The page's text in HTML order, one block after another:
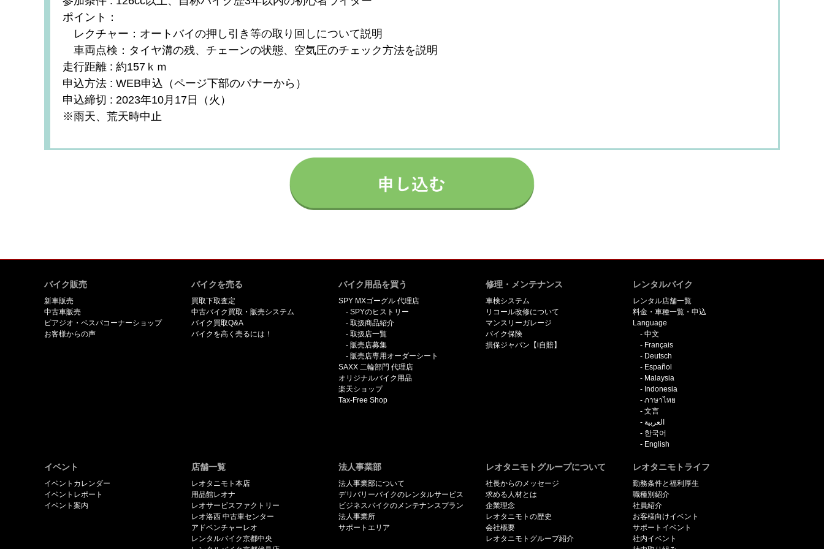
ポイント：
レクチャー：オートバイの押し引き等の取り回しについて説明
車両点検：タイヤ溝の残、チェーンの状態、空気圧のチェック方法を説明
走行距離 : 約157ｋｍ
申込方法 : WEB申込（ページ下部のバナーから）
申込締切 : 2023年10月17日（火）
※雨天、荒天時中止
バイク販売
新車販売
中古車販売
ピアジオ・ベスパコーナーショップ
お客様からの声
バイクを売る
買取下取査定
中古バイク買取・販売システム
バイク買取Q&A
バイクを高く売るには！
バイク用品を買う
SPY MXゴーグル 代理店
SPYのヒストリー
取扱商品紹介
取扱店一覧
販売店募集
販売店専用オーダーシート
SAXX 二輪部門 代理店
オリジナルバイク用品
楽天ショップ
Tax-Free Shop
修理・メンテナンス
車検システム
リコール改修について
マンスリーガレージ
バイク保険
損保ジャパン【i自賠】
レンタルバイク
レンタル店舗一覧
料金・車種一覧・申込
Language
中文
Français
Deutsch
Español
Malaysia
Indonesia
ภาษาไทย
文言
العربية
한국어
English
イベント
イベントカレンダー
イベントレポート
イベント案内
店舗一覧
レオタニモト本店
用品館レオナ
レオサービスファクトリー
レオ洛西 中古車センター
アドベンチャーレオ
レンタルバイク京都中央
法人事業部
法人事業部について
デリバリーバイクのレンタルサービス
ビジネスバイクのメンテナンスプラン
法人事業所
サポートエリア
レオタニモトグループについて
社長からのメッセージ
求める人材とは
企業理念
レオタニモトの歴史
会社概要
レオタニモトグループ紹介
レオタニモトライフ
勤務条件と福利厚生
職種別紹介
社員紹介
お客様向けイベント
サポートイベント
社内イベント